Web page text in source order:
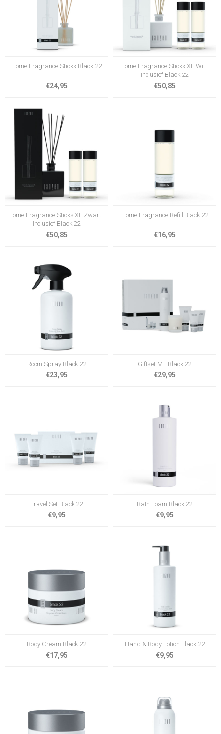
Home Fragrance Sticks Black 22
€24,95
Home Fragrance Sticks XL Wit -
Inclusief Black 22
€50,85
Home Fragrance Sticks XL Zwart -
Inclusief Black 22
€50,85
Home Fragrance Refill Black 22
€16,95
Room Spray Black 22
€23,95
Giftset M - Black 22
€29,95
Travel Set Black 22
€9,95
Bath Foam Black 22
€9,95
Body Cream Black 22
€17,95
Hand & Body Lotion Black 22
€9,95